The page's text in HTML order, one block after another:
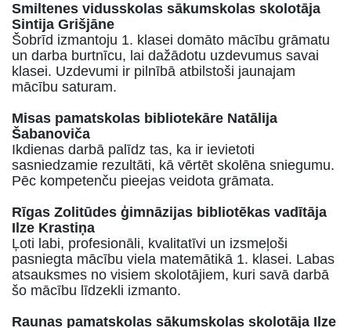
Smiltenes vidusskolas sākumskolas skolotāja
Sintija Grišjāne
Šobrīd izmantoju 1. klasei domāto mācību grāmatu
un darba burtnīcu, lai dažādotu uzdevumus savai
klasei. Uzdevumi ir pilnībā atbilstoši jaunajam
mācību saturam.
Misas pamatskolas bibliotekāre Natālija
Šabanoviča
Ikdienas darbā palīdz tas, ka ir ievietoti
sasniedzamie rezultāti, kā vērtēt skolēna sniegumu.
Pēc kompetenču pieejas veidota grāmata.
Rīgas Zolitūdes ģimnāzijas bibliotēkas vadītāja
Ilze Krastiņa
Ļoti labi, profesionāli, kvalitatīvi un izsmeļoši
pasniegta mācību viela matemātikā 1. klasei. Labas
atsauksmes no visiem skolotājiem, kuri savā darbā
šo mācību līdzekli izmanto.
Raunas pamatskolas sākumskolas skolotāja Ilze